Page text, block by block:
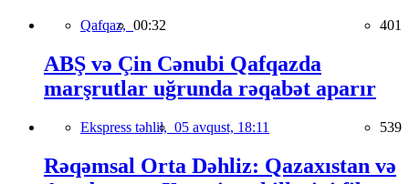
Qafqaz, 00:32 401
ABŞ və Çin Cənubi Qafqazda
marşrutlar uğrunda rəqabət aparır
Ekspress təhlil, 05 avqust, 18:11 539
Rəqəmsal Orta Dəhliz: Qazaxıstan və